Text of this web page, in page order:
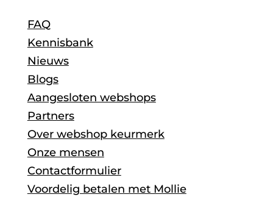
FAQ
Kennisbank
Nieuws
Blogs
Aangesloten webshops
Partners
Over webshop keurmerk
Onze mensen
Contactformulier
Voordelig betalen met Mollie